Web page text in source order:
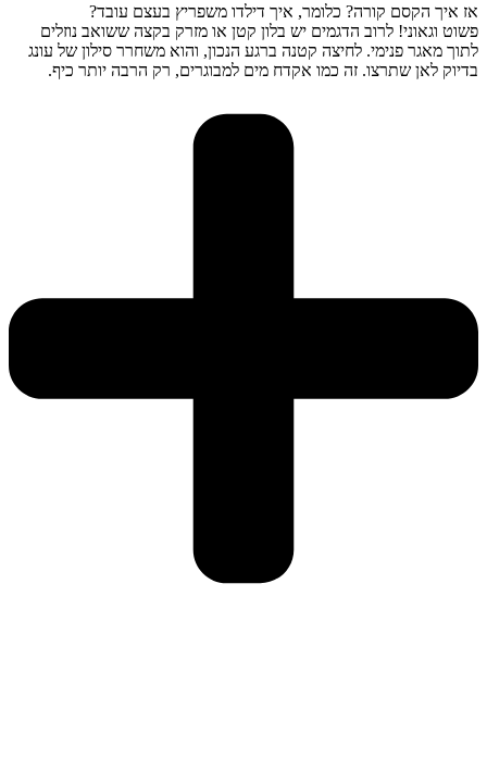
אז איך הקסם קורה? כלומר, איך דילדו משפריץ בעצם עובד?
פשוט וגאוני! לרוב הדגמים יש בלון קטן או מזרק בקצה ששואב נוזלים
לתוך מאגר פנימי. לחיצה קטנה ברגע הנכון, והוא משחרר סילון של עונג
בדיוק לאן שתרצו. זה כמו אקדח מים למבוגרים, רק הרבה יותר כיף.